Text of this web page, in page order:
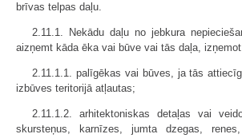
brīvas telpas daļu.
2.11.1. Nekādu daļu no jebkura
aizņemt kāda ēka vai būve vai tās daļa,
2.11.1.1. palīgēkas vai būves, ja tās
izbūves teritorijā atļautas;
2.11.1.2. arhitektoniskas detaļas vai
skursteņus, karnīzes, jumta dzegas,